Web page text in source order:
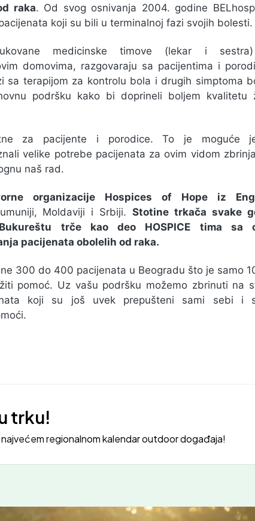
raka. Od svog osnivanja 2004. godine
koji su bili u terminalnoj fazi svojih bolesti.
medicinske timove (lekar i
domovima, razgovaraju sa pacijentima i
sa terapijom za kontrolu bola i drugih simptoma
podršku kako bi doprineli boljem kvalitetu
za pacijente i porodice. To je moguće
velike potrebe pacijenata za ovim vidom
naš rad.
organizacije Hospices of Hope iz
Moldaviji i Srbiji.Stotine trkača svake
trče kao deo HOSPICE tima sa
pacijenata obolelih od raka.
300 do 400 pacijenata u Beogradu što je samo
pomoć. Uz vašu podršku možemo zbrinuti na
koji su još uvek prepušteni sami sebi i
trku!
najvećem regionalnom kalendar outdoor događaja!